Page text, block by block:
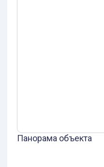
Панорама объекта